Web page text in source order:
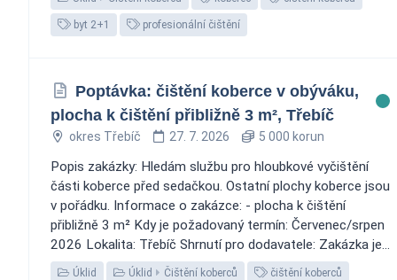
byt 2+1 profesionální čištění
Poptávka: čištění koberce v obýváku,
plocha k čištění přibližně 3 m², Třebíč
okres Třebíč 27. 7. 2026 5 000 korun
Popis zakázky: Hledám službu pro hloubkové vyčištění
části koberce před sedačkou. Ostatní plochy koberce jsou
v pořádku. Informace o zakázce: - plocha k čištění
přibližně 3 m² Kdy je požadovaný termín: Červenec/srpen
2026 Lokalita: Třebíč Shrnutí pro dodavatele: Zakázka je...
Úklid Úklid Čištění koberců čištění koberců